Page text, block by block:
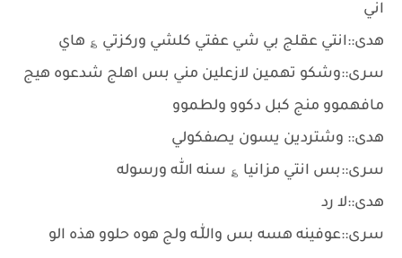
اني
هدى::انتي عقلج بي شي عفتي كلشي وركزتي ؏ هاي
سرى::وشكو تهمين لازعلين مني بس اهلج شدعوه هيج
مافهموو منج كبل دكوو ولطموو
هدى:: وشتردين يسون يصفكولي
سرى::بس انتي مزانيا ؏ سنه الله ورسوله
هدى::لا رد
سرى::عوفينه هسه بس واللّٰـه ولج هوه حلوو هذه الو